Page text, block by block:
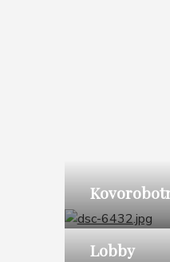
Lobby